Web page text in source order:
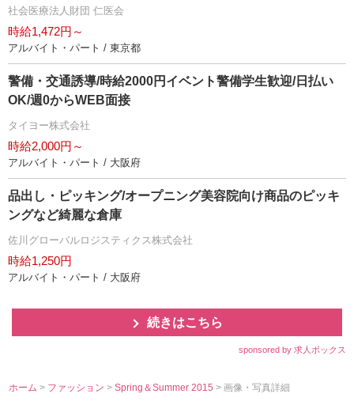
社会医療法人財団 仁医会
時給1,472円～
アルバイト・パート / 東京都
警備・交通誘導/時給2000円イベント警備学生歓迎/日払い
OK/週0からWEB面接
タイヨー株式会社
時給2,000円～
アルバイト・パート / 大阪府
品出し・ピッキング/オープニング美容院向け商品のピッキ
ングなど綺麗な倉庫
佐川グローバルロジスティクス株式会社
時給1,250円
アルバイト・パート / 大阪府
続きはこちら
sponsored by 求人ボックス
ホーム > ファッション>Spring＆Summer 2015> 画像・写真詳細